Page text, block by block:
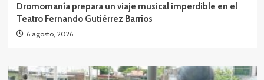
Dromomanía prepara un viaje musical imperdible en el
Teatro Fernando Gutiérrez Barrios
6 agosto, 2026